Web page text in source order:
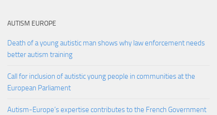
AUTISM EUROPE
Death of a young autistic man shows why law enforcement needs
better autism training
Call for inclusion of autistic young people in communities at the
European Parliament
Autism-Europe’s expertise contributes to the French Government